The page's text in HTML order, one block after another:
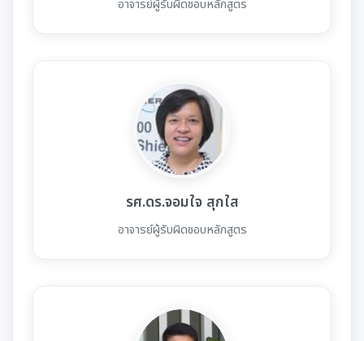
อาจารย์ผู้รับผิดชอบหลักสูตร
รศ.ดร.จอมใจ สุกใส
อาจารย์ผู้รับผิดชอบหลักสูตร